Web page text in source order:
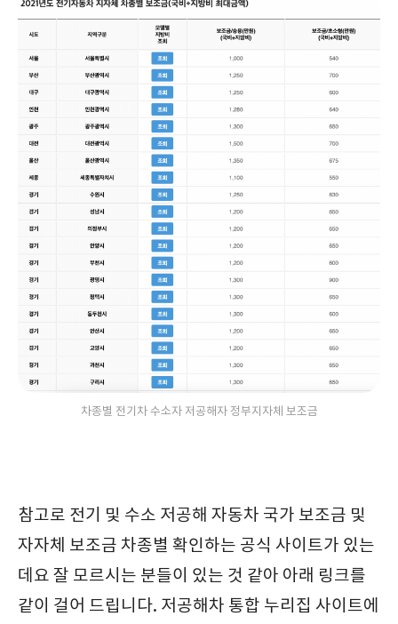
차종별 전기차 수소자 저공해자 정부지자체 보조금
참고로 전기 및 수소 저공해 자동차 국가 보조금 및
자자체 보조금 차종별 확인하는 공식 사이트가 있는
데요 잘 모르시는 분들이 있는 것 같아 아래 링크를
같이 걸어 드립니다. 저공해차 통합 누리집 사이트에